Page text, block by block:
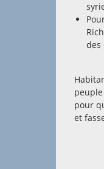
des
pour
et